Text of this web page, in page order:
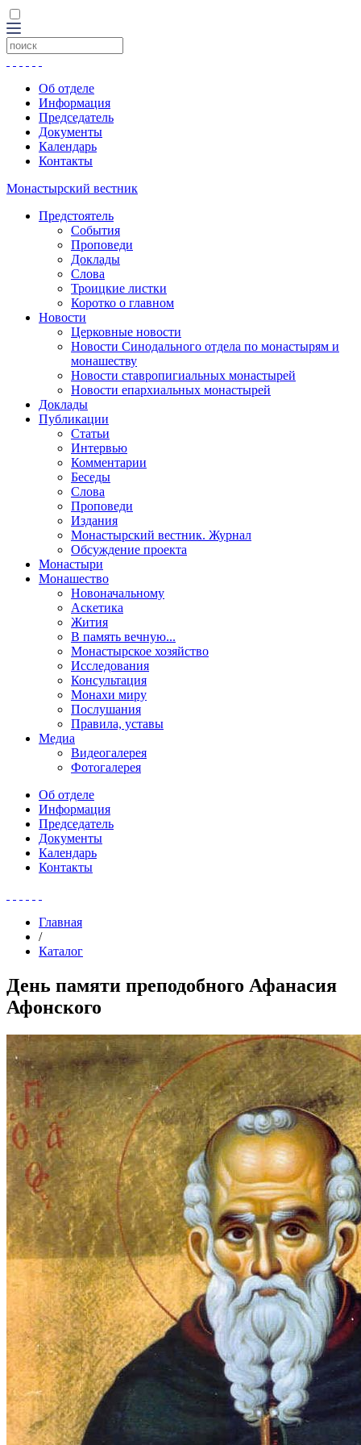
Об отделе
Информация
Председатель
Документы
Календарь
Контакты
Монастырский вестник
Предстоятель
События
Проповеди
Доклады
Слова
Троицкие листки
Коротко о главном
Новости
Церковные новости
Новости Синодального отдела по монастырям и
монашеству
Новости ставропигиальных монастырей
Новости епархиальных монастырей
Доклады
Публикации
Статьи
Интервью
Комментарии
Беседы
Слова
Проповеди
Издания
Монастырский вестник. Журнал
Обсуждение проекта
Монастыри
Монашество
Новоначальному
Аскетика
Жития
В память вечную...
Монастырское хозяйство
Исследования
Консультация
Монахи миру
Послушания
Правила, уставы
Медиа
Видеогалерея
Фотогалерея
Об отделе
Информация
Председатель
Документы
Календарь
Контакты
Главная
/
Каталог
День памяти преподобного Афанасия
Афонского